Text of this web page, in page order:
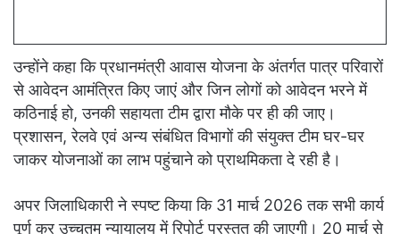
उन्होंने कहा कि प्रधानमंत्री आवास योजना के अंतर्गत पात्र परिवारों
से आवेदन आमंत्रित किए जाएं और जिन लोगों को आवेदन भरने में
कठिनाई हो, उनकी सहायता टीम द्वारा मौके पर ही की जाए।
प्रशासन, रेलवे एवं अन्य संबंधित विभागों की संयुक्त टीम घर-घर
जाकर योजनाओं का लाभ पहुंचाने को प्राथमिकता दे रही है।
अपर जिलाधिकारी ने स्पष्ट किया कि 31 मार्च 2026 तक सभी कार्य
पूर्ण कर उच्चतम न्यायालय में रिपोर्ट प्रस्तुत की जाएगी। 20 मार्च से